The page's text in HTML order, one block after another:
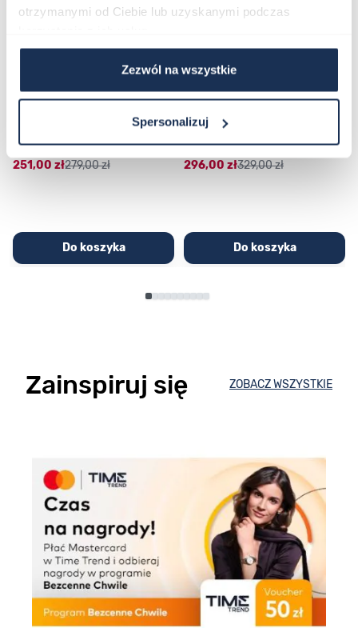
otrzymanymi od Ciebie lub uzyskanymi podczas
Zezwól na wszystkie
Spersonalizuj
CASIO Sport AE-1200WHD-
251,00 zł279,00 zł
Do koszyka
Casio Sport AQ-230GA-
9DMQYES
296,00 zł329,00 zł
Do koszyka
Zainspiruj się ZOBACZ WSZYSTKIE